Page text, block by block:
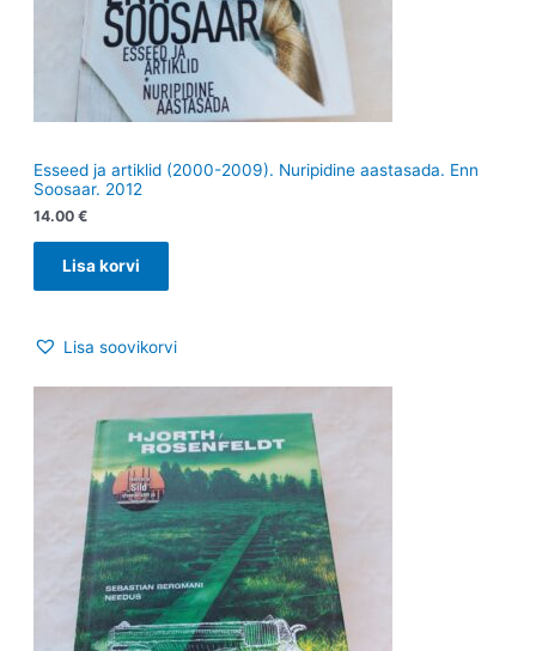
Esseed ja artiklid (2000-2009). Nuripidine aastasada. Enn
Soosaar. 2012
14.00 €
Lisa korvi
Lisa soovikorvi